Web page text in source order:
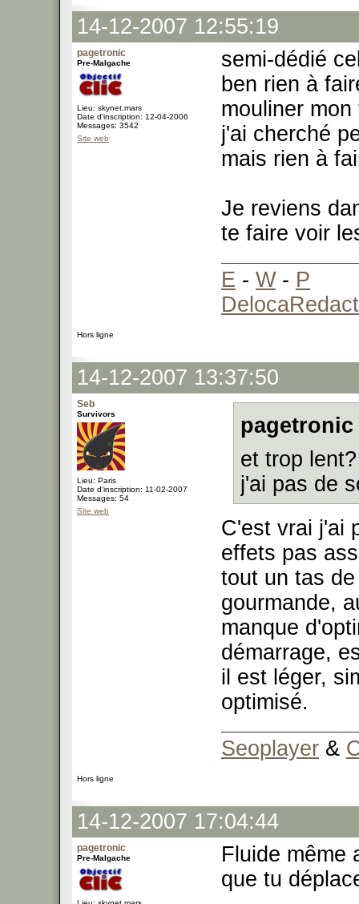
14-12-2007 12:55:19
pagetronic
Pre-Malgache
Lieu: skynet.mars
Date d'inscription: 12-04-2006
Messages: 3542
Site web
semi-dédié
ben rien à
mouliner
j'ai cherché
mais rien à
Je reviens
te faire voir
E - W- P
Hors ligne
14-12-2007 13:37:50
Seb
Survivors
Lieu: Paris
Date d'inscription: 11-02-2007
Messages: 54
Site web
et trop
j'ai pas de
C'est vrai j'ai
effets pas
tout un tas
gourmande,
manque
démarrage,
il est léger,
optimisé.
Seoplayer &
Hors ligne
14-12-2007 17:04:44
pagetronic
Pre-Malgache
Fluide même
que tu